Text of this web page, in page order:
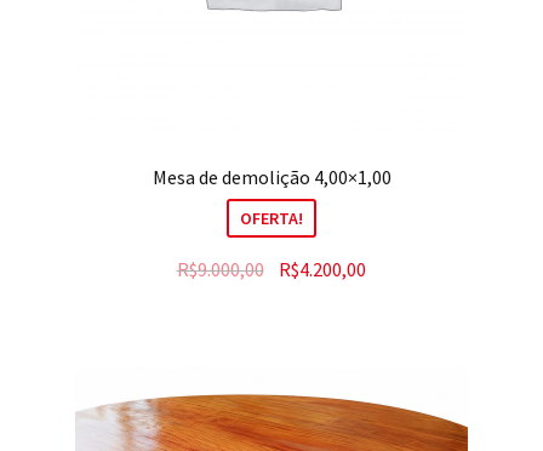
Mesa de demolição 4,00×1,00
OFERTA!
R$9.000,00 R$4.200,00